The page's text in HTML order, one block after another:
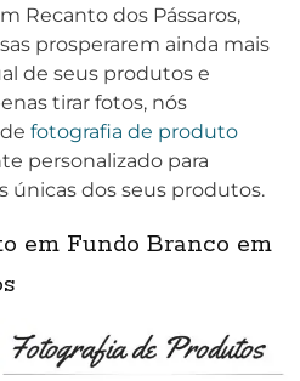
Recanto dos Pássaros,
prosperarem ainda mais
de seus produtos e
tirar fotos, nós
fotografia de produto
personalizado para
únicas dos seus produtos.
em Fundo Branco em